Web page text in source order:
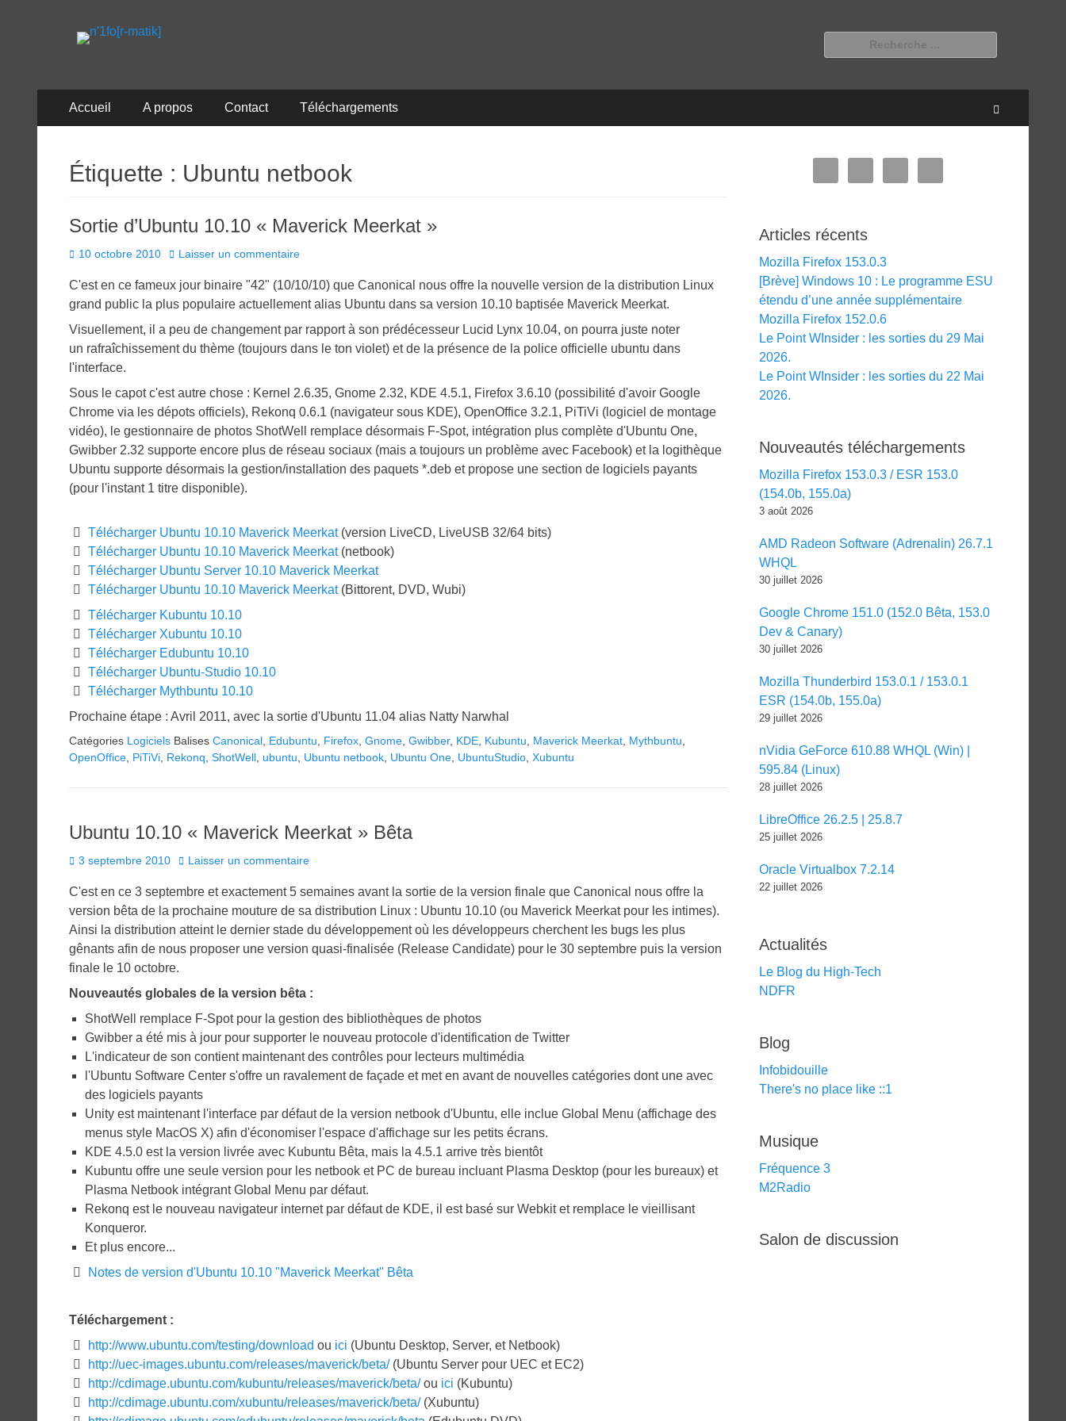
n'1fo[r-matik]
Pour les nymphos d'infos en info…
Menu
principal
Accueil A propos Contact Téléchargements
Étiquette : Ubuntu netbook
Sortie d’Ubuntu 10.10 « Maverick Meerkat »
Posted
10 octobre 2010 Laisser un commentaire
C'est en ce fameux jour binaire "42" (10/10/10) que Canonical nous offre la nouvelle version de la distribution Linux
grand public la plus populaire actuellement alias Ubuntu dans sa version 10.10 baptisée Maverick Meerkat.
Visuellement, il a peu de changement par rapport à son prédécesseur Lucid Lynx 10.04, on pourra juste noter
un rafraîchissement du thème (toujours dans le ton violet) et de la présence de la police officielle ubuntu dans
l'interface.
Sous le capot c'est autre chose : Kernel 2.6.35, Gnome 2.32, KDE 4.5.1, Firefox 3.6.10 (possibilité d'avoir Google
Chrome via les dépots officiels), Rekonq 0.6.1 (navigateur sous KDE), OpenOffice 3.2.1, PiTiVi (logiciel de montage
vidéo), le gestionnaire de photos ShotWell remplace désormais F-Spot, intégration plus complète d'Ubuntu One,
Gwibber 2.32 supporte encore plus de réseau sociaux (mais a toujours un problème avec Facebook) et la logithèque
Ubuntu supporte désormais la gestion/installation des paquets *.deb et propose une section de logiciels payants
(pour l'instant 1 titre disponible).
Télécharger Ubuntu 10.10 Maverick Meerkat(version LiveCD, LiveUSB 32/64 bits)
Télécharger Ubuntu 10.10 Maverick Meerkat(netbook)
Télécharger Ubuntu Server 10.10 Maverick Meerkat
Télécharger Ubuntu 10.10 Maverick Meerkat(Bittorent, DVD, Wubi)
Télécharger Kubuntu 10.10
Télécharger Xubuntu 10.10
Télécharger Edubuntu 10.10
Télécharger Ubuntu-Studio 10.10
Télécharger Mythbuntu 10.10
Prochaine étape : Avril 2011, avec la sortie d'Ubuntu 11.04 alias Natty Narwhal
Catégories Logiciels Balises Canonical Edubuntu Firefox Gnome Gwibber, KDE Kubuntu Maverick Meerkat Mythbuntu
OpenOffice PiTiVi Rekonq ShotWell ubuntu Ubuntu netbook Ubuntu One UbuntuStudio Xubuntu
Ubuntu 10.10 « Maverick Meerkat » Bêta
Posted
3 septembre 2010 Laisser un commentaire
C'est en ce 3 septembre et exactement 5 semaines avant la sortie de la version finale que Canonical nous offre la
version bêta de la prochaine mouture de sa distribution Linux : Ubuntu 10.10 (ou Maverick Meerkat pour les intimes).
Ainsi la distribution atteint le dernier stade du développement où les développeurs cherchent les bugs les plus
gênants afin de nous proposer une version quasi-finalisée (Release Candidate) pour le 30 septembre puis la version
finale le 10 octobre.
Nouveautés globales de la version bêta :
ShotWell remplace F-Spot pour la gestion des bibliothèques de photos
Gwibber a été mis à jour pour supporter le nouveau protocole d'identification de Twitter
L'indicateur de son contient maintenant des contrôles pour lecteurs multimédia
l'Ubuntu Software Center s'offre un ravalement de façade et met en avant de nouvelles catégories dont une avec
des logiciels payants
Unity est maintenant l'interface par défaut de la version netbook d'Ubuntu, elle inclue Global Menu (affichage des
menus style MacOS X) afin d'économiser l'espace d'affichage sur les petits écrans.
KDE 4.5.0 est la version livrée avec Kubuntu Bêta, mais la 4.5.1 arrive très bientôt
Kubuntu offre une seule version pour les netbook et PC de bureau incluant Plasma Desktop (pour les bureaux) et
Plasma Netbook intégrant Global Menu par défaut.
Rekonq est le nouveau navigateur internet par défaut de KDE, il est basé sur Webkit et remplace le vieillisant
Konqueror.
Et plus encore...
Notes de version d'Ubuntu 10.10 "Maverick Meerkat" Bêta
Téléchargement :
http://www.ubuntu.com/testing/download ou ici (Ubuntu Desktop, Server, et Netbook)
http://uec-images.ubuntu.com/releases/maverick/beta/(Ubuntu Server pour UEC et EC2)
http://cdimage.ubuntu.com/kubuntu/releases/maverick/beta/ou ici (Kubuntu)
http://cdimage.ubuntu.com/xubuntu/releases/maverick/beta/(Xubuntu)
Articles récents
Mozilla Firefox 153.0.3
[Brève] Windows 10 : Le programme ESU
étendu d’une année supplémentaire
Mozilla Firefox 152.0.6
Le Point WInsider : les sorties du 29 Mai
2026.
Le Point WInsider : les sorties du 22 Mai
2026.
Nouveautés téléchargements
Mozilla Firefox 153.0.3 / ESR 153.0
(154.0b, 155.0a)
3 août 2026
AMD Radeon Software (Adrenalin) 26.7.1
WHQL
30 juillet 2026
Google Chrome 151.0 (152.0 Bêta, 153.0
Dev & Canary)
30 juillet 2026
Mozilla Thunderbird 153.0.1 / 153.0.1
ESR (154.0b, 155.0a)
29 juillet 2026
nVidia GeForce 610.88 WHQL (Win) |
595.84 (Linux)
28 juillet 2026
LibreOffice 26.2.5 | 25.8.7
25 juillet 2026
Oracle Virtualbox 7.2.14
22 juillet 2026
Actualités
Le Blog du High-Tech
NDFR
Blog
Infobidouille
There's no place like ::1
Musique
Fréquence 3
M2Radio
Salon de discussion